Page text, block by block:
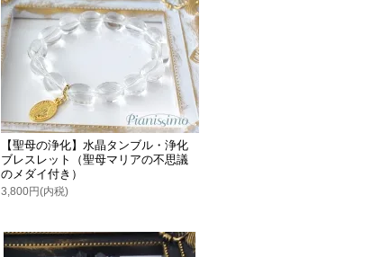
【聖母の浄化】水晶タンブル・浄化
ブレスレット（聖母マリアの不思議
のメダイ付き）
3,800円(内税)